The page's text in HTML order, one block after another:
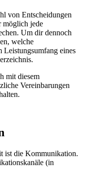
von Entscheidungen
möglich jede
Um dir dennoch
welche
Leistungsumfang eines
mit diesem
Vereinbarungen
ist die Kommunikation.
(in